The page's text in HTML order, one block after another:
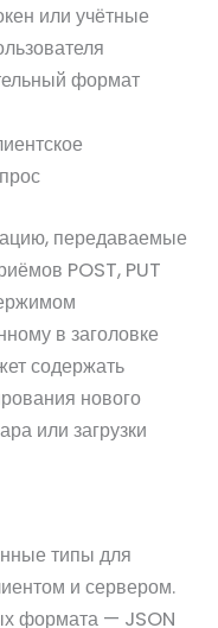
или учётные
формат
передаваемые
POST, PUT
в заголовке
содержать
нового
или загрузки
типы для
и сервером.
формата — JSON